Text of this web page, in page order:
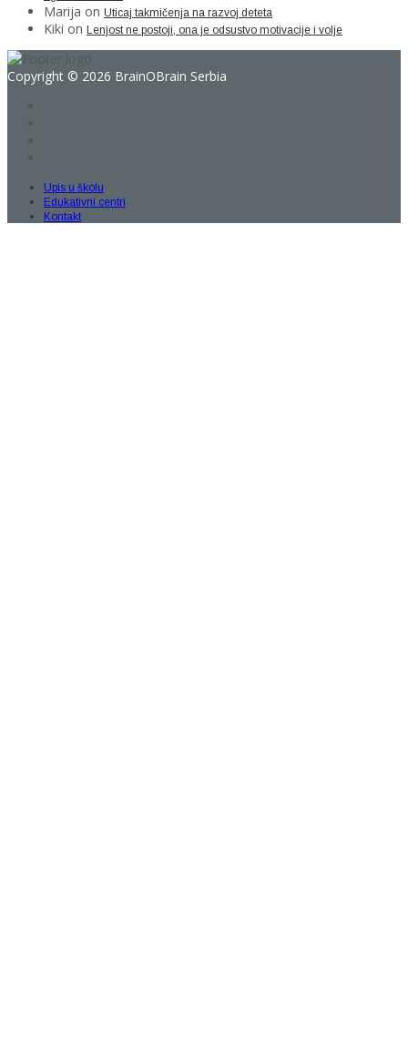
Marija on Uticaj takmičenja na razvoj deteta
Kiki on Lenjost ne postoji, ona je odsustvo motivacije i volje
Copyright © 2026 BrainOBrain Serbia
Upis u školu
Edukativni centri
Kontakt